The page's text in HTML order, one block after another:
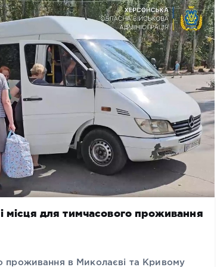
місця для тимчасового проживання
проживання в Миколаєві та Кривому